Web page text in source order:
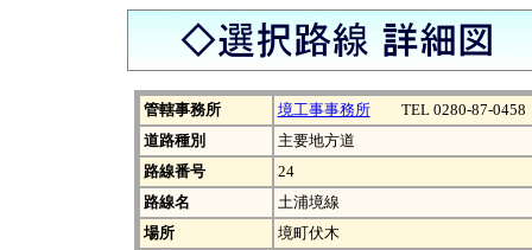
管轄事務所 境工事事務所TEL 0280-87-0458
道路種別
主要地方道
路線番号
24
路線名
土浦境線
場所
境町伏木